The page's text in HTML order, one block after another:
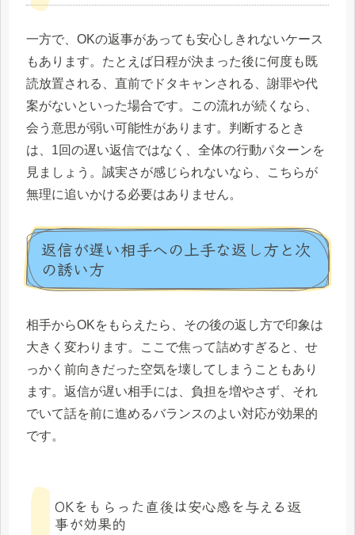
一方で、OKの返事があっても安心しきれないケース
もあります。たとえば日程が決まった後に何度も既
読放置される、直前でドタキャンされる、謝罪や代
案がないといった場合です。この流れが続くなら、
会う意思が弱い可能性があります。判断するとき
は、1回の遅い返信ではなく、全体の行動パターンを
見ましょう。誠実さが感じられないなら、こちらが
無理に追いかける必要はありません。
返信が遅い相手への上手な返し方と次
の誘い方
相手からOKをもらえたら、その後の返し方で印象は
大きく変わります。ここで焦って詰めすぎると、せ
っかく前向きだった空気を壊してしまうこともあり
ます。返信が遅い相手には、負担を増やさず、それ
でいて話を前に進めるバランスのよい対応が効果的
です。
OKをもらった直後は安心感を与える返
事が効果的